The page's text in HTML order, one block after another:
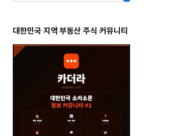
대한민국 지역 부동산 주식 커뮤니티